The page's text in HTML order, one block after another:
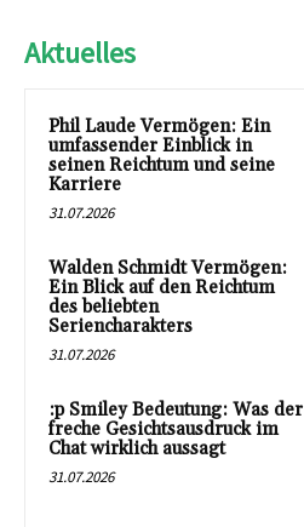
Aktuelles
Phil Laude Vermögen: Ein
umfassender Einblick in
seinen Reichtum und seine
Karriere
31.07.2026
Walden Schmidt Vermögen:
Ein Blick auf den Reichtum
des beliebten
Seriencharakters
31.07.2026
:p Smiley Bedeutung: Was der
freche Gesichtsausdruck im
Chat wirklich aussagt
31.07.2026